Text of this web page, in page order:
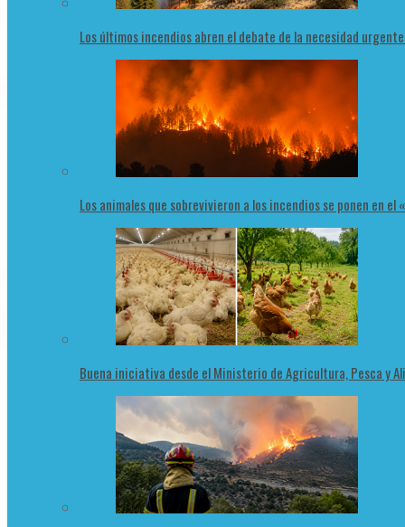
Los últimos incendios abren el debate de la necesidad
Los animales que sobrevivieron a los incendios se ponen en
Buena iniciativa desde el Ministerio de Agricultura, Pesca y